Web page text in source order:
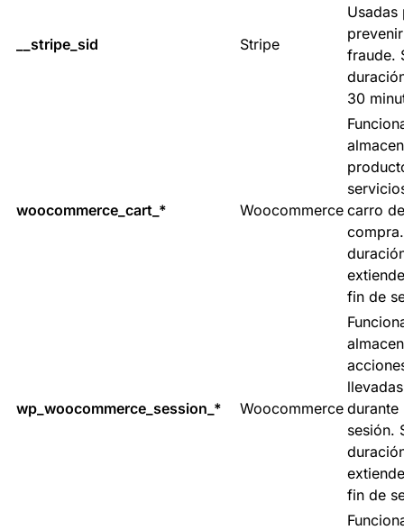
__stripe_sid Stripe
Usadas
fraude.
30
woocommerce_cart_* Woocommerce carro
fin de
wp_woocommerce_session_* Woocommerce durante
sesión.
fin de